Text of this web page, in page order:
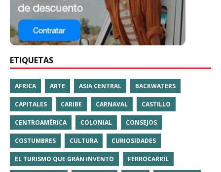
ETIQUETAS
AFRICA ARTE ASIA CENTRAL BACKWATERS
CAPITALES CARIBE CARNAVAL CASTILLO
CENTROAMÉRICA COLONIAL CONSEJOS
COSTUMBRES CULTURA CURIOSIDADES
EL TURISMO QUE GRAN INVENTO FERROCARRIL